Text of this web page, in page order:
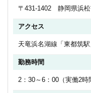
〒431-1402 静岡県浜
アクセス
天竜浜名湖線「東都筑
勤務時間
2：30～6：00（実働2時